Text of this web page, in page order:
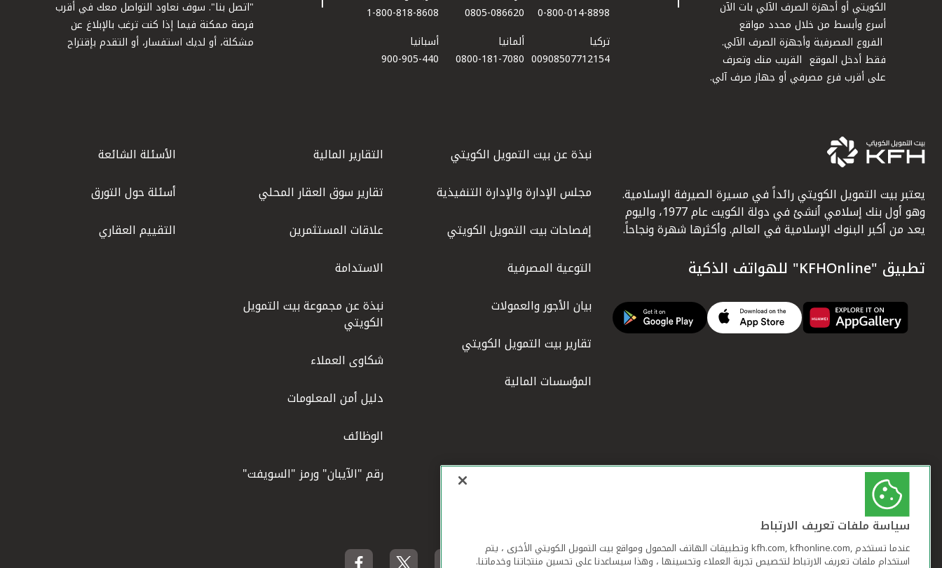
الكويتي أو أجهزة الصرف الآلي بات الآن
أسرع وأبسط من خلال محدد مواقع
الفروع المصرفية وأجهزة الصرف الآلي.
فقط أدخل الموقع القريب منك وتعرف
على أقرب فرع مصرفي أو جهاز صرف آلي.
0-800-014-8898
0805-086620
1-800-818-8608
تركيا
00908507712154​
ألمانيا
0800-181-7080
أسبانيا
900-905-440
"اتصل بنا". سوف نعاود التواصل معك في أقرب
فرصة ممكنة فيما إذا كنت ترغب بالإبلاغ عن
مشكلة، أو لديك استفسار، أو التقدم بإقتراح
يعتبر بيت التمويل الكويتي رائداً في مسيرة الصيرفة الإسلامية.
وهو أول بنك إسلامي أنشئ في دولة الكويت عام 1977، واليوم
يعد من أكبر البنوك الإسلامية في العالم. وأكثرها شهرة ونجاحاً.
تطبيق "KFHOnline" للهواتف الذكية
نبذة عن بيت التمويل الكويتي
مجلس الإدارة والإدارة التنفيذية
إفصاحات بيت التمويل الكويتي
التوعية المصرفية
بيان الأجور والعمولات
تقارير بيت التمويل الكويتي
المؤسسات المالية
التقارير المالية
تقارير سوق العقار المحلي
علاقات المستثمرين
الاستدامة
نبذة عن مجموعة بيت التمويل
الكويتي
شكاوى العملاء
دليل أمن المعلومات
الوظائف
رقم "الآيبان" ورمز "السويفت"
الأسئلة الشائعة
أسئلة حول التورق
التقييم العقاري
سياسة ملفات تعريف الارتباط
عندما تستخدم ,kfh.com, kfhonline.com وتطبيقات الهاتف المحمول ومواقع بيت التمويل الكويتي الأخرى ، يتم
استخدام ملفات تعريف الارتباط لتخصيص تجربة العملاء وتحسينها ، وهذا سيساعدنا على تحسين منتجاتنا وخدماتنا.